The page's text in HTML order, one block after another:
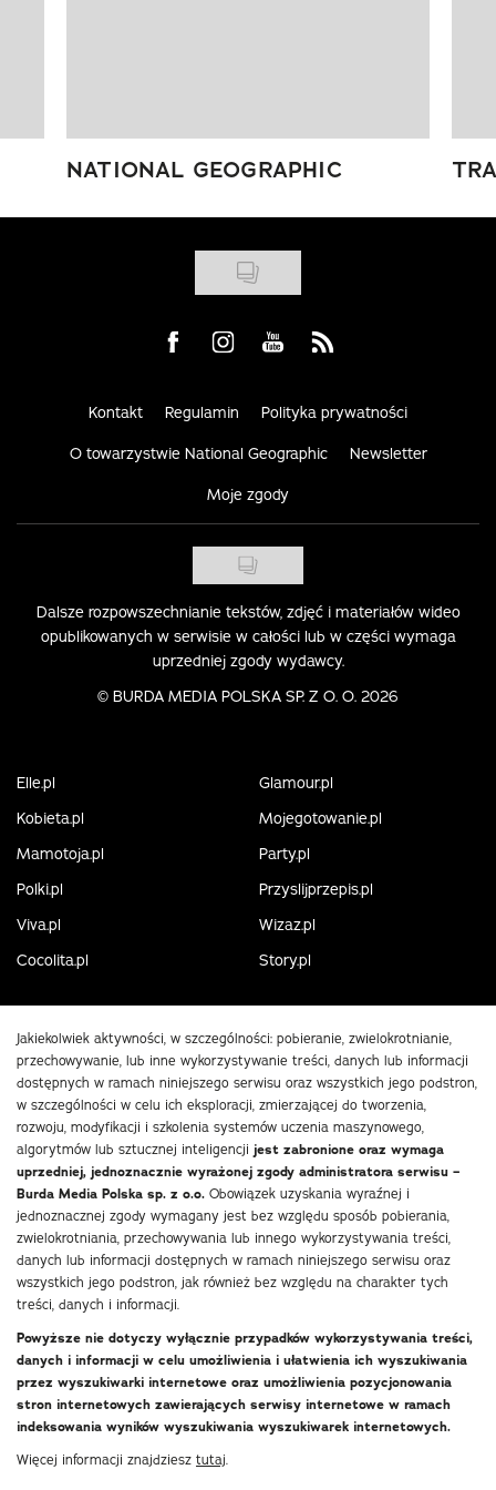
NATIONAL GEOGRAPHIC
Visit us on Facebook
Visit us on Instagram
Visit us on Youtube
Visit us on Rss
Kontakt Regulamin Polityka prywatności
O towarzystwie National Geographic Newsletter
Moje zgody
Dalsze rozpowszechnianie tekstów, zdjęć i materiałów wideo
opublikowanych w serwisie w całości lub w części wymaga
uprzedniej zgody wydawcy.
© BURDA MEDIA POLSKA SP. Z O. O. 2026
Elle.pl
Glamour.pl
Kobieta.pl
Mojegotowanie.pl
Mamotoja.pl
Party.pl
Polki.pl
Przyslijprzepis.pl
Viva.pl
Wizaz.pl
Cocolita.pl
Story.pl
Jakiekolwiek aktywności, w szczególności: pobieranie, zwielokrotnianie,
przechowywanie, lub inne wykorzystywanie treści, danych lub informacji
dostępnych w ramach niniejszego serwisu oraz wszystkich jego podstron,
w szczególności w celu ich eksploracji, zmierzającej do tworzenia,
rozwoju, modyfikacji i szkolenia systemów uczenia maszynowego,
algorytmów lub sztucznej inteligencji jest zabronione oraz wymaga
uprzedniej, jednoznacznie wyrażonej zgody administratora serwisu –
Burda Media Polska sp. z o.o. Obowiązek uzyskania wyraźnej i
jednoznacznej zgody wymagany jest bez względu sposób pobierania,
zwielokrotniania, przechowywania lub innego wykorzystywania treści,
danych lub informacji dostępnych w ramach niniejszego serwisu oraz
wszystkich jego podstron, jak również bez względu na charakter tych
treści, danych i informacji.
Powyższe nie dotyczy wyłącznie przypadków wykorzystywania treści,
danych i informacji w celu umożliwienia i ułatwienia ich wyszukiwania
przez wyszukiwarki internetowe oraz umożliwienia pozycjonowania
stron internetowych zawierających serwisy internetowe w ramach
indeksowania wyników wyszukiwania wyszukiwarek internetowych.
Więcej informacji znajdziesz tutaj.